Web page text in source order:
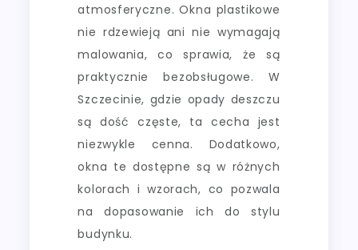
atmosferyczne. Okna plastikowe
nie rdzewieją ani nie wymagają
malowania, co sprawia, że są
praktycznie bezobsługowe. W
Szczecinie, gdzie opady deszczu
są dość częste, ta cecha jest
niezwykle cenna. Dodatkowo,
okna te dostępne są w różnych
kolorach i wzorach, co pozwala
na dopasowanie ich do stylu
budynku.